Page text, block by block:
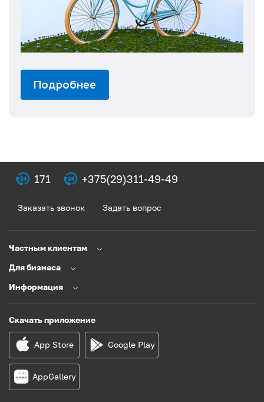
Подробнее
171 +375(29)311-49-49
Заказать звонок Задать вопрос
Частным клиентам
Для бизнеса
Информация
Скачать приложение
App Store Google Play
AppGallery